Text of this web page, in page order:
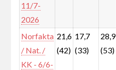
11/7-
2026
Norfakta
/ Nat. /
KK - 6/6-
21,6
(42)
17,7
(33)
28,9
(53)